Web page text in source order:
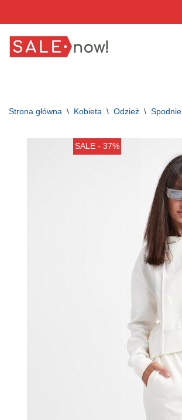
do
Strona główna \ Kobieta \ Odzież \ Spodnie
SALE - 37%